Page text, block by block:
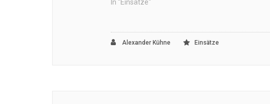
In "Einsätze"
Alexander Kühne Einsätze